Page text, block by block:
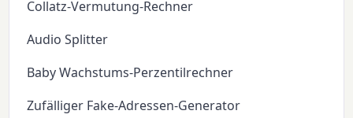
Collatz-Vermutung-Rechner
Audio Splitter
Baby Wachstums-Perzentilrechner
Zufälliger Fake-Adressen-Generator